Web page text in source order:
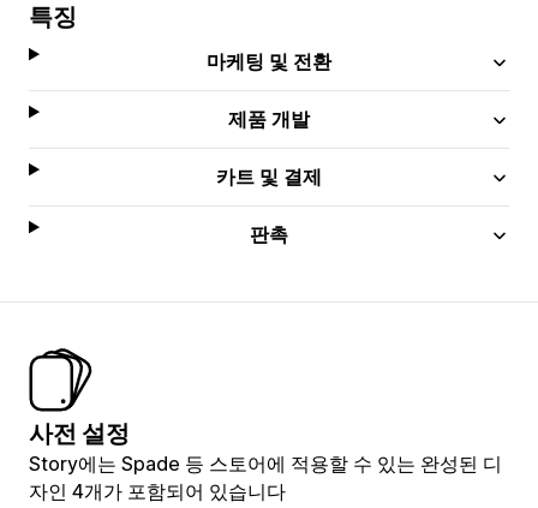
특징
마케팅 및 전환
제품 개발
카트 및 결제
판촉
사전 설정
Story에는 Spade 등 스토어에 적용할 수 있는 완성된 디
자인 4개가 포함되어 있습니다